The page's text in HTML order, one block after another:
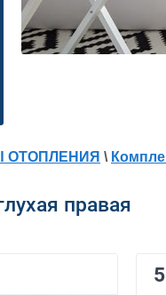
ОТОПЛЕНИЯ \
правая